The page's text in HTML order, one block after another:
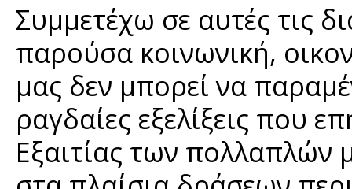
Συμμετέχω σε αυτές τις
παρούσα κοινωνική,
μας δεν μπορεί να
ραγδαίες εξελίξεις που
Εξαιτίας των πολλαπλών